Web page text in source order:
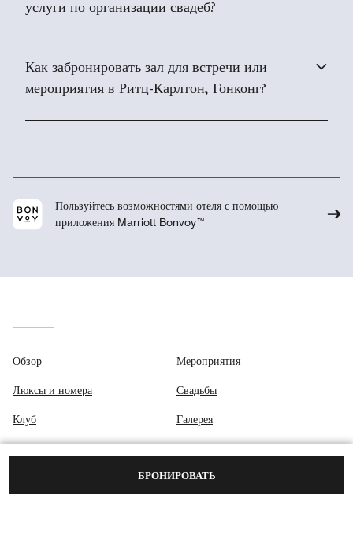
БРОНИРОВАТЬ
услуги по организации свадеб?
Как забронировать зал для встречи или
мероприятия в Ритц-Карлтон, Гонконг?
Пользуйтесь возможностями отеля с помощью
приложения Marriott Bonvoy™
Обзор
Люксы и номера
Клуб
Спа-центр
Мероприятия
Свадьбы
Галерея